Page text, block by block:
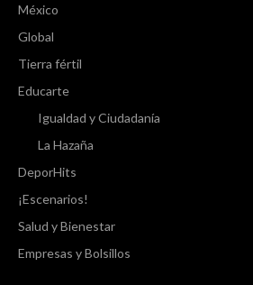
México
Global
Tierra fértil
Educarte
Igualdad y Ciudadanía
La Hazaña
DeporHits
¡Escenarios!
Salud y Bienestar
Empresas y Bolsillos